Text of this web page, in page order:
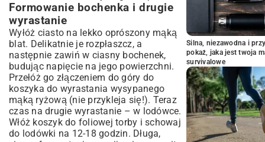
Formowanie bochenka i drugie
wyrastanie
Wyłóż ciasto na lekko oprószony mąką
blat. Delikatnie je rozpłaszcz, a
następnie zawiń w ciasny bochenek,
budując napięcie na jego powierzchni.
Przełóż go złączeniem do góry do
koszyka do wyrastania wysypanego
mąką ryżową (nie przykleja się!). Teraz
czas na drugie wyrastanie – w lodówce.
Włóż koszyk do foliowej torby i schowaj
do lodówki na 12-18 godzin. Długa,
Silna, niezawodna i
pokaż, jaka jest twoja
survivalowe